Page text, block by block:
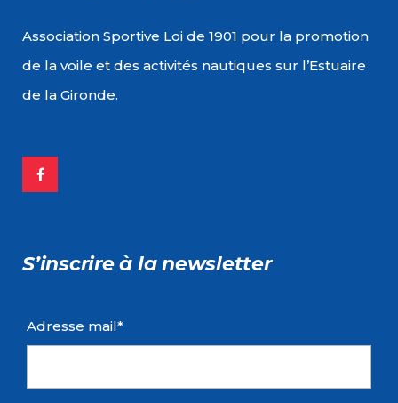
Association Sportive Loi de 1901 pour la promotion
de la voile et des activités nautiques sur l’Estuaire
de la Gironde.
S’inscrire à la newsletter
Adresse mail*